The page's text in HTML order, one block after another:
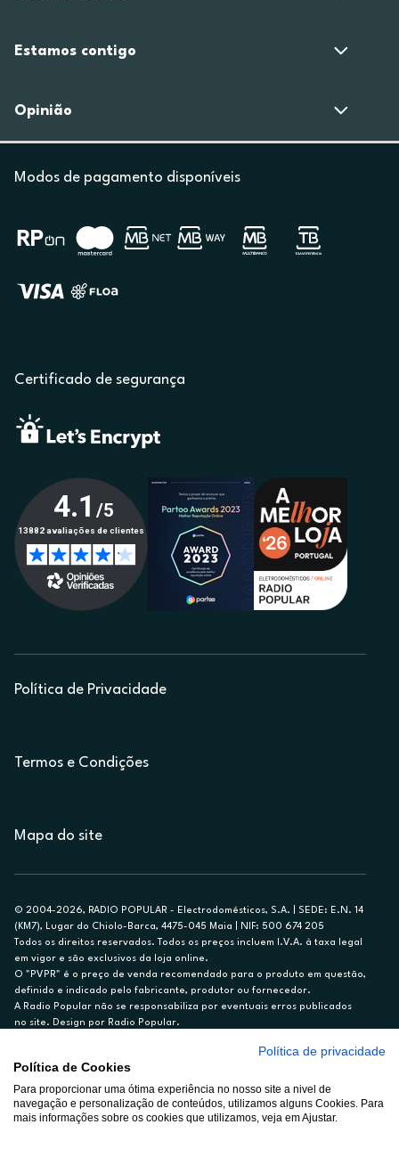
Estamos contigo
Opinião
Modos de pagamento disponíveis
Certificado de segurança
Política de Privacidade
Termos e Condições
Mapa do site
© 2004-2026, RADIO POPULAR - Electrodomésticos, S.A. | SEDE: E.N. 14
(KM7), Lugar do Chiolo-Barca, 4475-045 Maia | NIF: 500 674 205
Todos os direitos reservados. Todos os preços incluem I.V.A. à taxa legal
em vigor e são exclusivos da loja online.
O "PVPR" é o preço de venda recomendado para o produto em questão,
definido e indicado pelo fabricante, produtor ou fornecedor.
A Radio Popular não se responsabiliza por eventuais erros publicados
no site. Design por Radio Popular.
Ex. para limite de crédito de €1.500, reembolsado em 12 meses, TAN
14,79%.
Crédito sujeito a aprovação pelo Cetelem, marca BNP Paribas Personal
Finance, S.A., Sucursal em Portugal. Informe-se no 21 721 90 00 (dias
Política de privacidade
Política de Cookies
Para proporcionar uma ótima experiência no nosso site a nivel de
navegação e personalização de conteúdos, utilizamos alguns Cookies. Para
mais informações sobre os cookies que utilizamos, veja em Ajustar.